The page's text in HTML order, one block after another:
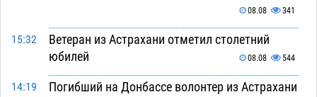
08.08 341
15:32
Ветеран из Астрахани отметил столетний
юбилей
08.08 544
14:19
Погибший на Донбассе волонтер из Астрахани